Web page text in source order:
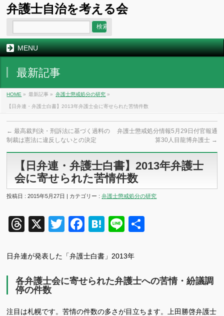
弁護士自治を考える会
MENU
最新記事
HOME » 最新記事 » 弁護士懲戒処分の研究 »
【日弁連・弁護士白書】2013年弁護士会に寄せられた苦情件数
← 最高裁判決・刑訴法に基づく過料の
制裁は憲法に違反しないとの決定
弁護士懲戒処分情報5月29日付官報通
算30人目龍博弁護士 →
【日弁連・弁護士白書】2013年弁護士
会に寄せられた苦情件数
投稿日 : 2015年5月27日 | カテゴリー :弁護士懲戒処分の研究
Threads
X TwitterFacebook
Hatena
Line
日弁連が発表した「弁護士白書」2013年
各弁護士会に寄せられた弁護士への苦情・紛議調
停の件数
注目は札幌です。苦情の件数の多さが目立ちます。上田勝啓弁護士